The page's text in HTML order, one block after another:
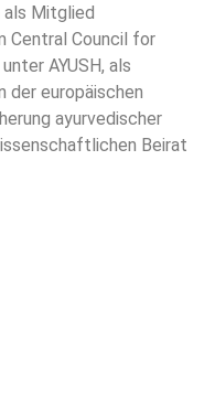
als Mitglied
Central Council for
AYUSH, als
der europäischen
ayurvedischer
Beirat